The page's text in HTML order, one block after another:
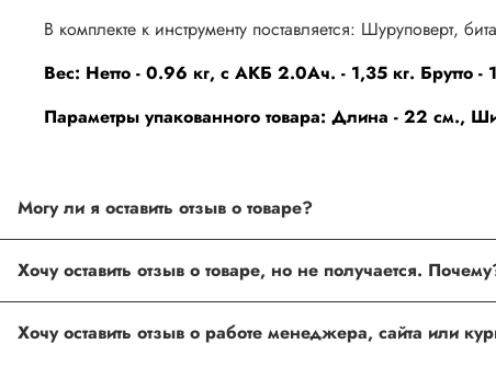
В комплекте к инструменту поставляется: Шуруповерт,
Вес: Нетто - 0.96 кг, с АКБ 2.0Ач. - 1,35 кг. Брутто -
Параметры упакованного товара: Длина - 22 см.,
товарах проходят модерацию.
ingco.or.itk@gmail.com; ingco.spb@mail.ru